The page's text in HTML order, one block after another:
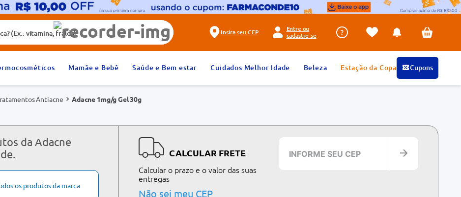
fralda)
Insira seu CEP
Entre ou
cadastre-se
Mamãe e Bebê Saúde e Bem estar Cuidados Melhor Idade Beleza Estação da Copa Cupons
Antiacne Adacne 1mg/g Gel 30g
da Adacne
os produtos da marca
CALCULAR FRETE
Calcular o prazo e o valor das suas
entregas
Não sei meu CEP
2º
fralda
6º
absorvente